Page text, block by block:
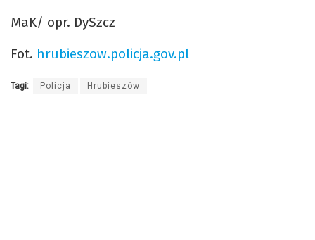
MaK/ opr. DySzcz
Fot. hrubieszow.policja.gov.pl
Tagi: Policja Hrubieszów